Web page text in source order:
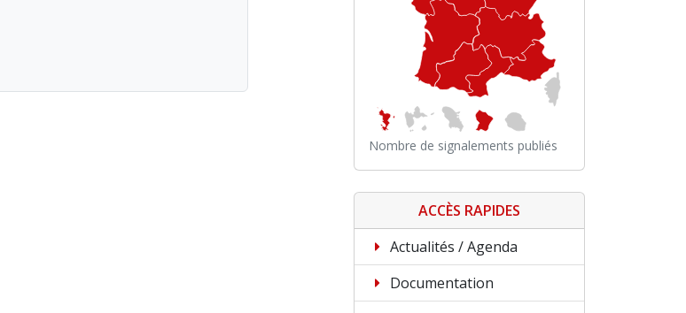
Nombre de signalements publiés
ACCÈS RAPIDES
Actualités / Agenda
Documentation